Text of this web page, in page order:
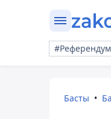
Басты